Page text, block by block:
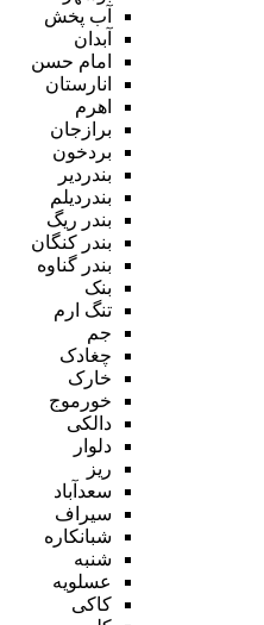
آب پخش
آبدان
امام حسن
انارستان
اهرم
برازجان
بردخون
بندردیر
بندردیلم
بندر ریگ
بندر کنگان
بندر گناوه
بنک
تنگ ارم
جم
چغادک
خارک
خورموج
دالکی
دلوار
ریز
سعدآباد
سیراف
شبانکاره
شنبه
عسلویه
کاکی